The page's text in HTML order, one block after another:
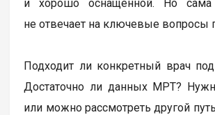
и хорошо оснащенной. Но
не отвечает на ключевые вопросы
Подходит ли конкретный врач под
Достаточно ли данных МРТ?
или можно рассмотреть другой